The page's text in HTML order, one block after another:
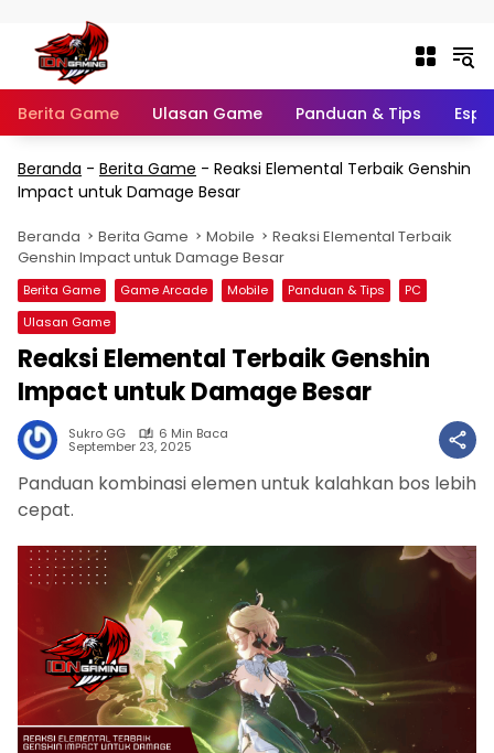
Berita Game Ulasan Game Panduan & Tips
Beranda - Berita Game - Reaksi Elemental Terbaik Genshin
Impact untuk Damage Besar
Beranda Berita Game Mobile
Reaksi Elemental Terbaik
Genshin Impact untuk Damage Besar
Berita Game Game Arcade Mobile Panduan & Tips
PC
Ulasan Game
Reaksi Elemental Terbaik Genshin
Impact untuk Damage Besar
Sukro GG 6 Min Baca
September 23, 2025
Panduan kombinasi elemen untuk kalahkan bos lebih
cepat.